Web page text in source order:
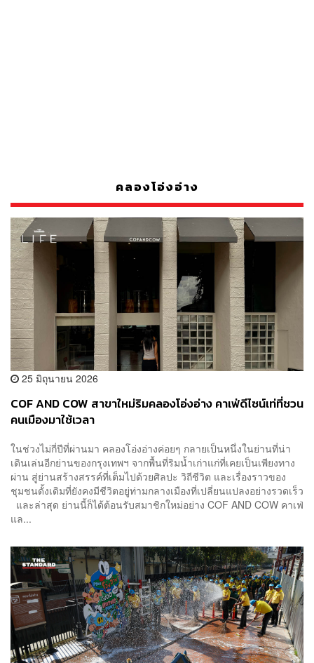
คลองโอ่งอ่าง
25 มิถุนายน 2026
COF AND COW สาขาใหม่ริมคลองโอ่งอ่าง คาเฟ่ดีไซน์เท่ที่ชวน
คนเมืองมาใช้เวลา
ในช่วงไม่กี่ปีที่ผ่านมา คลองโอ่งอ่างค่อยๆ กลายเป็นหนึ่งในย่านที่น่า
เดินเล่นอีกย่านของกรุงเทพฯ จากพื้นที่ริมน้ำเก่าแก่ที่เคยเป็นเพียงทาง
ผ่าน สู่ย่านสร้างสรรค์ที่เต็มไปด้วยศิลปะ วิถีชีวิต และเรื่องราวของ
ชุมชนดั้งเดิมที่ยังคงมีชีวิตอยู่ท่ามกลางเมืองที่เปลี่ยนแปลงอย่างรวดเร็ว
และล่าสุด ย่านนี้ก็ได้ต้อนรับสมาชิกใหม่อย่าง COF AND COW คาเฟ่
แล...